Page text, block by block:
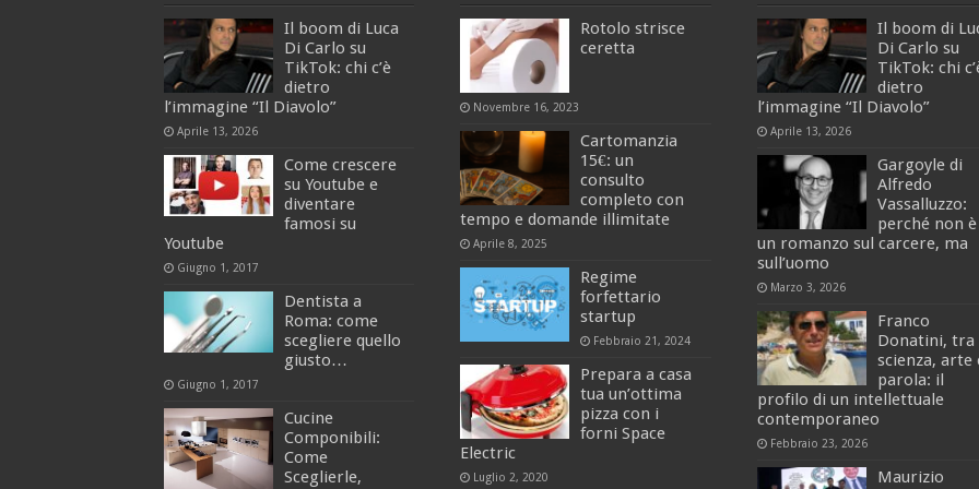
Il boom di Luca
Di Carlo su
TikTok: chi c’è
dietro
l’immagine “Il Diavolo”
Aprile 13, 2026
Come crescere
su Youtube e
diventare
famosi su
Youtube
Giugno 1, 2017
Dentista a
Roma: come
scegliere quello
giusto…
Giugno 1, 2017
Cucine
Componibili:
Come
Sceglierle,
Rotolo strisce
ceretta
Novembre 16, 2023
Cartomanzia
15€: un
consulto
completo con
tempo e domande illimitate
Aprile 8, 2025
Regime
forfettario
startup
Febbraio 21, 2024
Prepara a casa
tua un’ottima
pizza con i
forni Space
Electric
Luglio 2, 2020
Il boom di
Di Carlo su
TikTok: chi
dietro
l’immagine “Il Diavolo”
Aprile 13, 2026
Gargoyle di
Alfredo
Vassalluzzo:
perché non è
un romanzo sul carcere, ma
sull’uomo
Marzo 3, 2026
Franco
Donatini, tra
scienza, arte
parola: il
profilo di un intellettuale
contemporaneo
Febbraio 23, 2026
Maurizio